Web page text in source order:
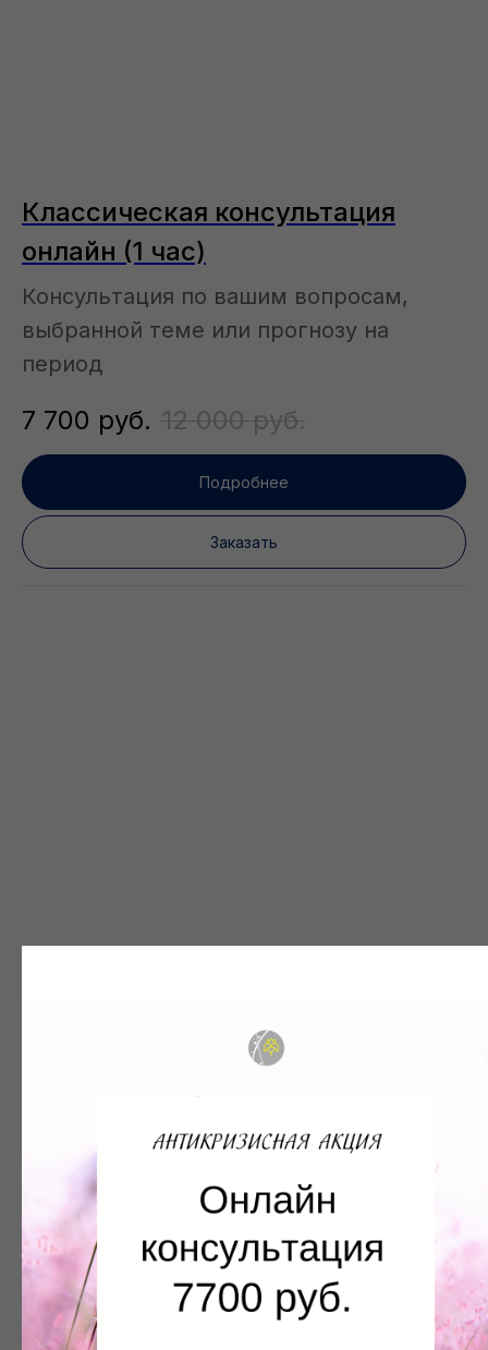
Классическая консультация
онлайн (1 час)
Консультация по вашим вопросам,
выбранной теме или прогнозу на
период
7 700 руб. 12 000 руб.
Подробнее
Заказать
Полный разбор натальной карты
Устная онлайн консультация с
разбором вашей натальной карты
18 000
Подробнее